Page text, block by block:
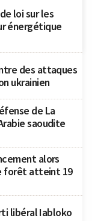
loi sur les
énergétique
des attaques
ukrainien
de La
saoudite
alors
forêt atteint 19
libéral Iabloko